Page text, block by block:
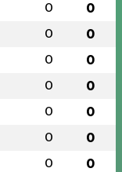
0 0
0 0
0 0
0 0
0 0
0 0
0 0